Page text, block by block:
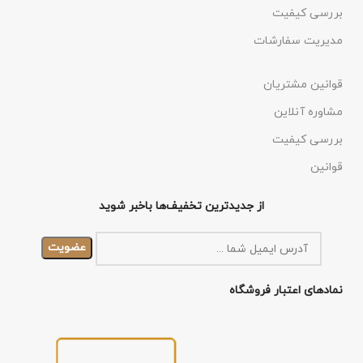
بررسی کیفیت
مدیریت سفارشات
قوانین مشتریان
مشاوره آنلاین
بررسی کیفیت
قوانین
از جدیدترین تخفیف‌ها باخبر شوید
نمادهای اعتبار فروشگاه